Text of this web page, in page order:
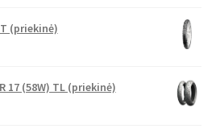
(priekinė)
17 (58W) TL (priekinė)